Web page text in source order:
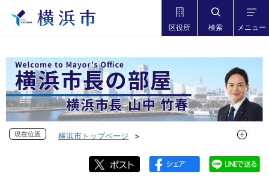
区役所 検索 メニュー
現在位置
横浜市トップページ
フォトダイアリー 2023年度
現在位